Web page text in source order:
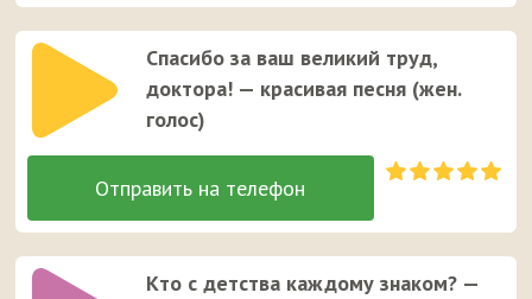
Спасибо за ваш великий труд,
доктора! — красивая песня (жен.
голос)
Кто с детства каждому знаком? —